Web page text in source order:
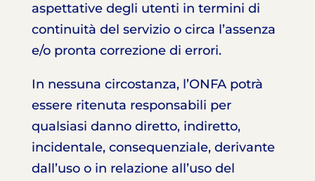
aspettative degli utenti in termini di
continuità del servizio o circa l’assenza
e/o pronta correzione di errori.
In nessuna circostanza, l’ONFA potrà
essere ritenuta responsabili per
qualsiasi danno diretto, indiretto,
incidentale, consequenziale, derivante
dall’uso o in relazione all’uso del